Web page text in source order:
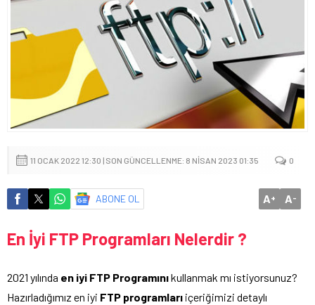
11 OCAK 2022 12:30 | SON GÜNCELLENME: 8 NISAN 2023 01:35 0
ABONE OL A+ A-
En İyi FTP Programları Nelerdir ?
2021 yılında en iyi FTP Programınıkullanmak mı istiyorsunuz?
Hazırladığımız en iyi FTP programları içeriğimizi detaylı